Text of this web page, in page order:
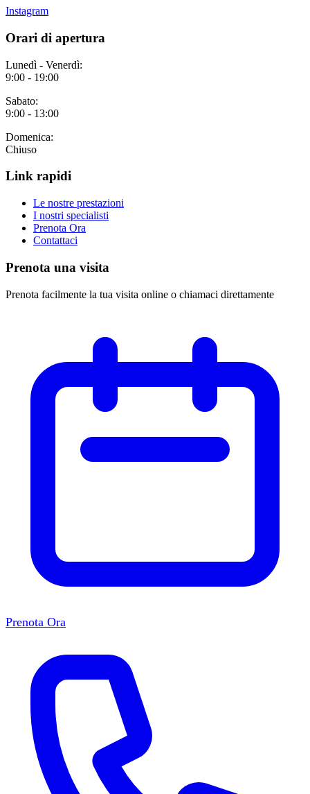
Instagram
Orari di apertura
Lunedì - Venerdì:
9:00 - 19:00
Sabato:
9:00 - 13:00
Domenica:
Chiuso
Link rapidi
Le nostre prestazioni
I nostri specialisti
Prenota Ora
Contattaci
Prenota una visita
Prenota facilmente la tua visita online o chiamaci direttamente
Prenota Ora